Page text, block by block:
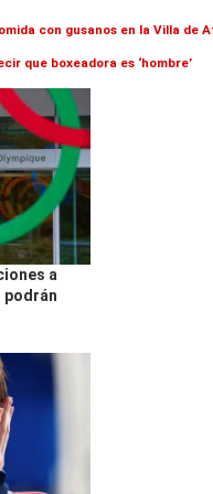
con gusanos en la Villa de
que boxeadora es ‘hombre’
a
podrán